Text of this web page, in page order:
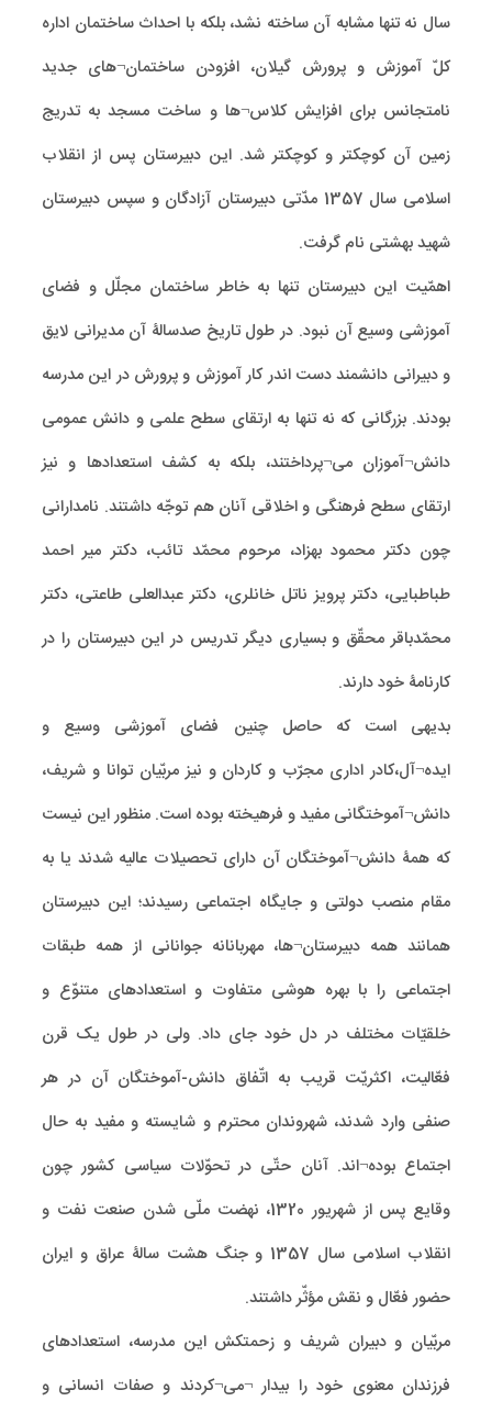
سال نه تنها مشابه آن ساخته نشد، بلکه با احداث ساختمان اداره
کلّ آموزش و پرورش گیلان، افزودن ساختمان¬های جدید
نامتجانس برای افزایش کلاس¬ها و ساخت مسجد به تدریج
زمین آن کوچکتر و کوچکتر شد. این دبیرستان پس از انقلاب
اسلامی سال 1357 مدّتی دبیرستان آزادگان و سپس دبیرستان
شهید بهشتی نام گرفت.
اهمّیت این دبیرستان تنها به خاطر ساختمان مجلّل و فضای
آموزشی وسیع آن نبود. در طول تاریخ صدسالۀ آن مدیرانی لایق
و دبیرانی دانشمند دست اندر کار آموزش و پرورش در این مدرسه
بودند. بزرگانی که نه تنها به ارتقای سطح علمی و دانش عمومی
دانش¬آموزان می¬پرداختند، بلکه به کشف استعدادها و نیز
ارتقای سطح فرهنگی و اخلاقی آنان هم توجّه داشتند. نامدارانی
چون دکتر محمود بهزاد، مرحوم محمّد تائب، دکتر میر احمد
طباطبایی، دکتر پرویز ناتل خانلری، دکتر عبدالعلی طاعتی، دکتر
محمّدباقر محقّق و بسیاری دیگر تدریس در این دبیرستان را در
کارنامۀ خود دارند.
بدیهی است که حاصل چنین فضای آموزشی وسیع و
ایده¬آل،کادر اداری مجرّب و کاردان و نیز مربّیان توانا و شریف،
دانش¬آموختگانی مفید و فرهیخته بوده است. منظور این نیست
که همۀ دانش¬آموختگان آن دارای تحصیلات عالیه شدند یا به
مقام منصب دولتی و جایگاه اجتماعی رسیدند؛ این دبیرستان
همانند همه دبیرستان¬ها، مهربانانه جوانانی از همه طبقات
اجتماعی را با بهره هوشی متفاوت و استعدادهای متنوّع و
خلقیّات مختلف در دل خود جای داد. ولی در طول یک قرن
فعّالیت، اکثریّت قریب به اتّفاق دانش-آموختگان آن در هر
صنفی وارد شدند، شهروندان محترم و شایسته و مفید به حال
اجتماع بوده¬اند. آنان حتّی در تحوّلات سیاسی کشور چون
وقایع پس از شهریور 1320، نهضت ملّی شدن صنعت نفت و
انقلاب اسلامی سال 1357 و جنگ هشت سالۀ عراق و ایران
حضور فعّال و نقش مؤثّر داشتند.
مربّیان و دبیران شریف و زحمتکش این مدرسه، استعدادهای
فرزندان معنوی خود را بیدار ¬می¬کردند و صفات انسانی و